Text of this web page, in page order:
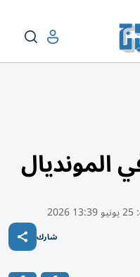
المونديال
25 يونيو 13:39 2026
شارك